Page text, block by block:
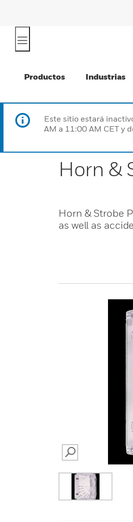
Productos Industrias
Este sitio estará
AM a 11:00 AM CET y
Horn &
Horn & Strobe
as well as
SEARCH